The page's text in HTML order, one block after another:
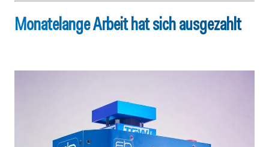
Monatelange Arbeit hat sich ausgezahlt